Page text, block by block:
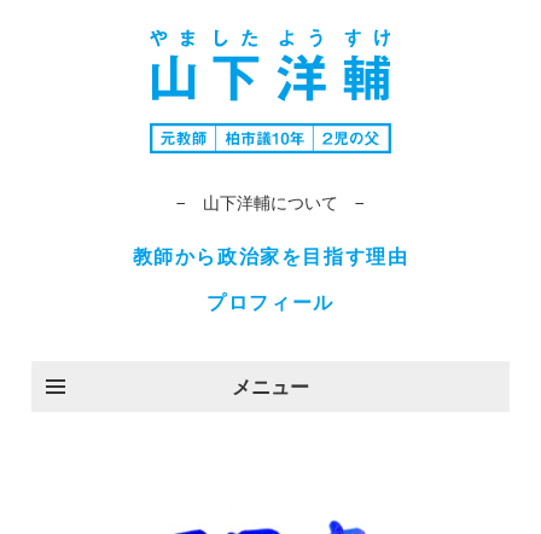
− 山下洋輔について −
教師から政治家を目指す理由
プロフィール
メニュー